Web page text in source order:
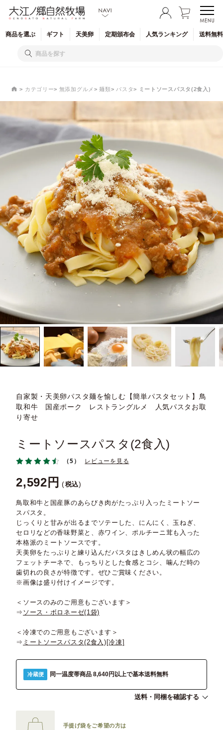
商品を選ぶ ギフト 天美卵 定期頒布会 人気ランキング 送料無
カテゴリー 無添加グルメ 麺類 パスタ ミートソースパスタ(2食入)
自家製・天美卵パスタ麺を愉しむ【簡単パスタセット】鳥
取和牛 国産ポーク レストラングルメ 人気パスタお取
り寄せ
ミートソースパスタ(2食入)
（5） レビューを見る
2,592 税込
鳥取和牛と国産豚のあらびき肉がたっぷり入ったミートソー
スパスタ。
じっくりと甘みが出るまでソテーした、にんにく、玉ねぎ、
セロリなどの香味野菜と、赤ワイン、ポルチーニ茸も入った
本格派のミートソースです。
天美卵をたっぷりと練り込んだパスタはきしめん状の幅広の
フェットチーネで、もっちりとした食感とコシ、噛んだ時の
歯切れの良さが特徴です。ぜひご賞味ください。
※画像は盛り付けイメージです。
＜ソースのみのご用意もございます＞
⇒ ソース・ボロネーゼ(1袋)
＜冷凍でのご用意もございます＞
⇒ ミートソースパスタ(2食入)[冷凍]
冷蔵便 同一温度帯商品 8,640円以上で基本送料無料
送料・同梱を確認する
手提げ袋をご希望の方は